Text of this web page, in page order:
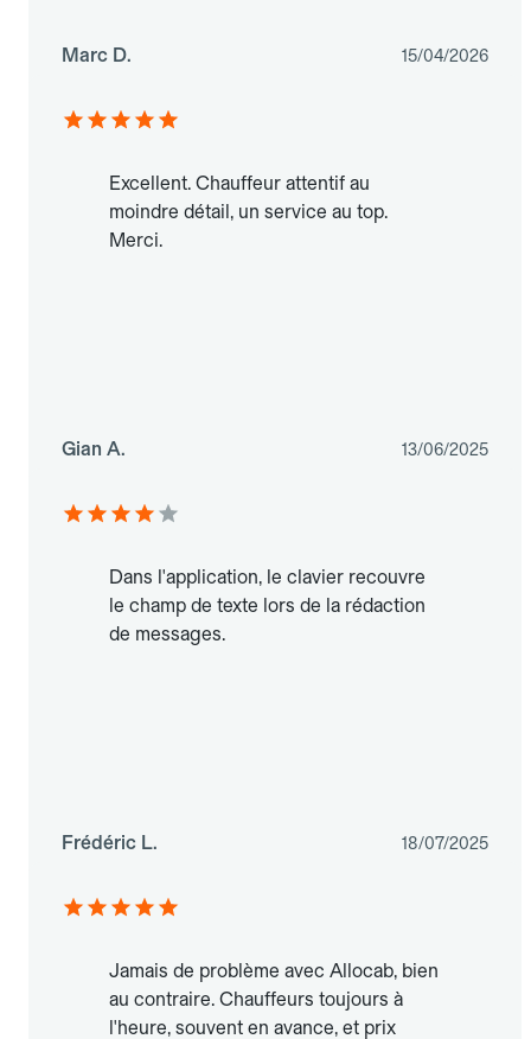
Marc D. 15/04/2026
Excellent. Chauffeur attentif au
moindre détail, un service au top.
Merci.
Gian A. 13/06/2025
Dans l'application, le clavier recouvre
le champ de texte lors de la rédaction
de messages.
Frédéric L. 18/07/2025
Jamais de problème avec Allocab, bien
au contraire. Chauffeurs toujours à
l'heure, souvent en avance, et prix